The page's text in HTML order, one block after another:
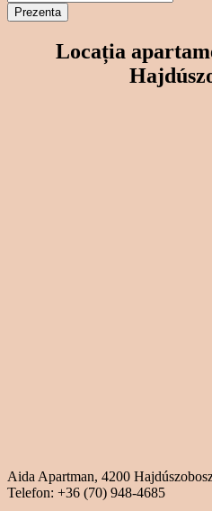
Locația
Aida Apartman, 4200
Telefon: +36 (70) 948-4685